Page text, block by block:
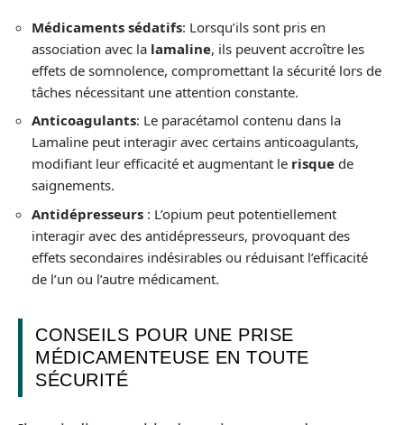
Médicaments sédatifs: Lorsqu’ils sont pris en
association avec la lamaline, ils peuvent accroître les
effets de somnolence, compromettant la sécurité lors de
tâches nécessitant une attention constante.
Anticoagulants: Le paracétamol contenu dans la
Lamaline peut interagir avec certains anticoagulants,
modifiant leur efficacité et augmentant le risque de
saignements.
Antidépresseurs : L’opium peut potentiellement
interagir avec des antidépresseurs, provoquant des
effets secondaires indésirables ou réduisant l’efficacité
de l’un ou l’autre médicament.
CONSEILS POUR UNE PRISE
MÉDICAMENTEUSE EN TOUTE
SÉCURITÉ